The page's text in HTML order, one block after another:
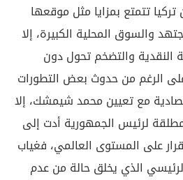
تتمتع بمزايا مثل موقعها
والسوق المحلية الكبيرة، إلا
النقدية والتضخم تحول دون
الرغم من حدوث بعض التطورات
مع تعيين محمد شيمشك، إلا
لرئيس الجمهورية أدت إلى
على المستوى العالمي، فغياب
الذي يخلق حالة من عدم